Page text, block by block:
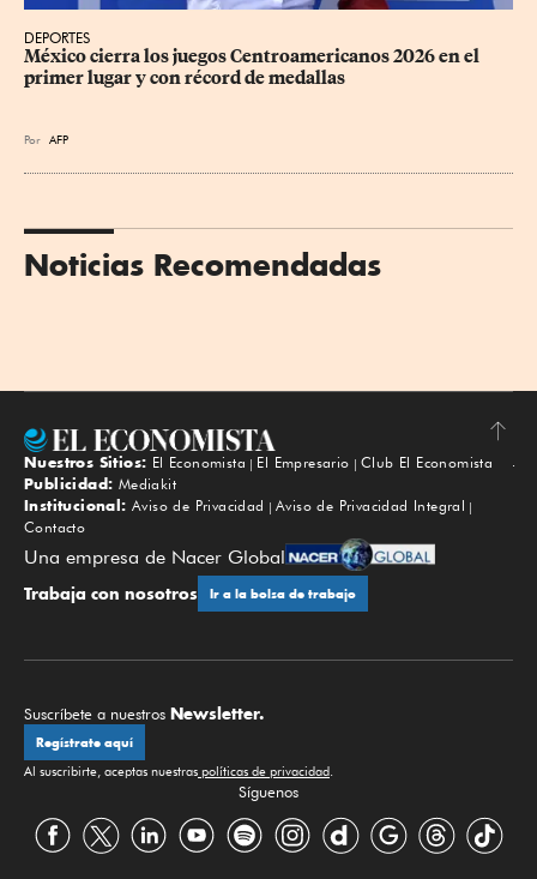
DEPORTES
México cierra los juegos Centroamericanos 2026 en el
primer lugar y con récord de medallas
Por AFP
Noticias Recomendadas
Subir
Nuestros Sitios: El Economista El Empresario
Club El Economista
Publicidad: Mediakit
Institucional: Aviso de Privacidad
Aviso de Privacidad Integral
Contacto
Una empresa de Nacer Global
Trabaja con nosotros Ir a la bolsa de trabajo
Suscríbete a nuestros Newsletter.
Regístrate aquí
Al suscribirte, aceptas nuestras políticas de privacidad.
Síguenos